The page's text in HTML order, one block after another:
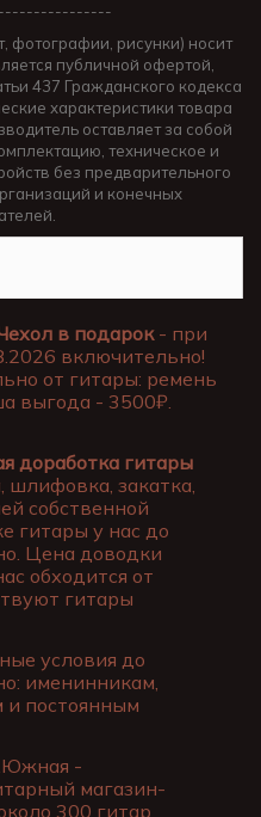
фотографии, рисунки) носит
публичной офертой,
437 Гражданского кодекса
характеристики товара
оставляет за собой
техническое и
без предварительного
и конечных
в подарок- при
включительно!
от гитары: ремень
выгода - 3500₽.
доработка гитары
шлифовка, закатка,
собственной
гитары у нас до
Цена доводки
обходится от
гитары
условия до
именинникам,
и постоянным
-
магазин-
300 гитар.